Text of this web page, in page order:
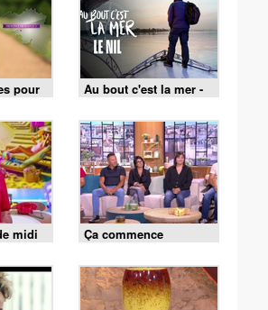
pour
- 4
lune
2026
Au bout c'est la mer -
05/08/2026
midi Ça commence
aujourd'hui -
03/08/2026